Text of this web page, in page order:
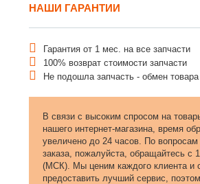
НАШИ ГАРАНТИИ
Гарантия от 1 мес. на все запчасти
100% возврат стоимости запчасти
Не подошла запчасть - обмен товара
В связи с высоким спросом на
нашего интернет-магазина, время
увеличено до 24 часов. По
заказа, пожалуйста, обращайтесь с
(МСК). Мы ценим каждого клиента и
предоставить лучший сервис,